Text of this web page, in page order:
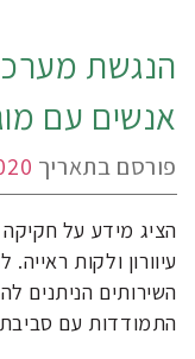
הנגשת
אנשים עם
פורסם בתאריך
הציג מידע על
עיוורון ולקות
השירותים הניתנים
התמודדות עם